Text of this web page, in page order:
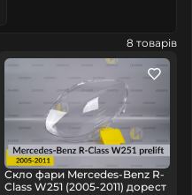
8 товарів
Скло фари Mercedes-Benz R-
Class W251 (2005-2011) дорест